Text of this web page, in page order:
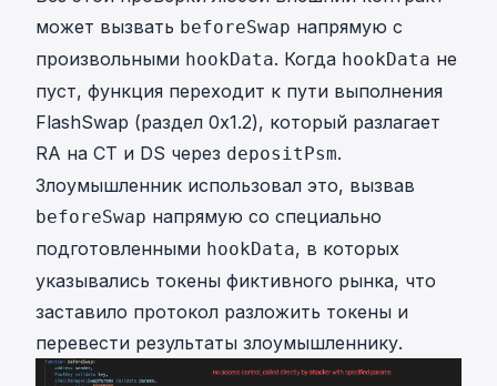
может вызвать beforeSwap напрямую с
произвольными hookData. Когда hookData не
пуст, функция переходит к пути выполнения
FlashSwap (раздел 0x1.2), который разлагает
RA на CT и DS через depositPsm.
Злоумышленник использовал это, вызвав
beforeSwap напрямую со специально
подготовленными hookData, в которых
указывались токены фиктивного рынка, что
заставило протокол разложить токены и
перевести результаты злоумышленнику.